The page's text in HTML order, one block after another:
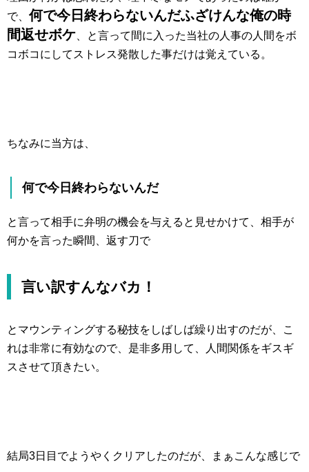
で、何で今日終わらないんだふざけんな俺の時
間返せボケ 、と言って間に入った当社の人事の人間をボ
コボコにしてストレス発散した事だけは覚えている。
ちなみに当方は、
何で今日終わらないんだ
と言って相手に弁明の機会を与えると見せかけて、相手が
何かを言った瞬間、返す刀で
言い訳すんなバカ！
とマウンティングする秘技をしばしば繰り出すのだが、こ
れは非常に有効なので、是非多用して、人間関係をギスギ
スさせて頂きたい。
結局3日目でようやくクリアしたのだが、まぁこんな感じで